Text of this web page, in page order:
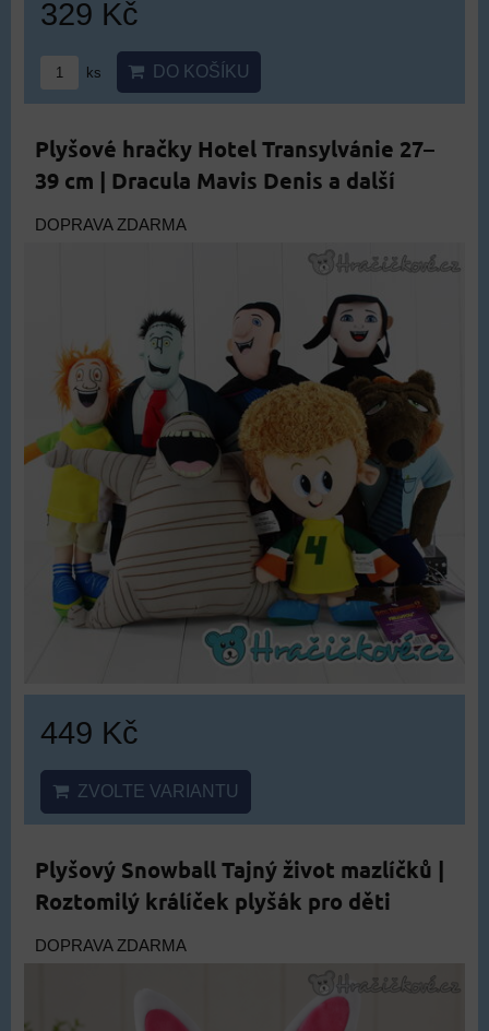
329 Kč
ks DO KOŠÍKU
Plyšové hračky Hotel Transylvánie 27–
39 cm | Dracula Mavis Denis a další
DOPRAVA ZDARMA
449 Kč
ZVOLTE VARIANTU
Plyšový Snowball Tajný život mazlíčků |
Roztomilý králíček plyšák pro děti
DOPRAVA ZDARMA